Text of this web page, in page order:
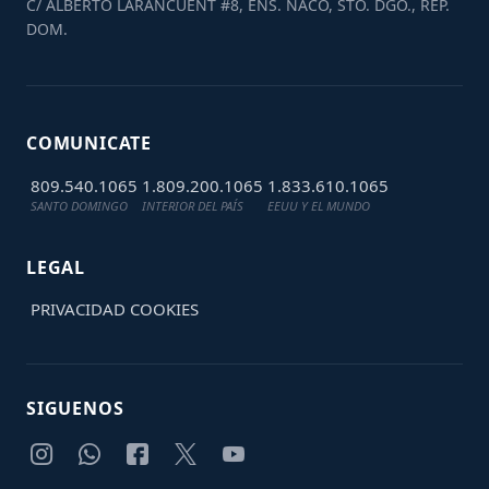
C/ ALBERTO LARANCUENT #8, ENS. NACO, STO. DGO., REP.
DOM.
COMUNICATE
809.540.1065
SANTO DOMINGO
1.809.200.1065
INTERIOR DEL PAÍS
1.833.610.1065
EEUU Y EL MUNDO
LEGAL
PRIVACIDAD COOKIES
SIGUENOS